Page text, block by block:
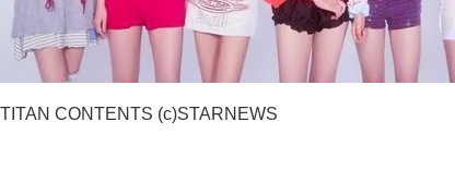
TITAN CONTENTS (c)STARNEWS